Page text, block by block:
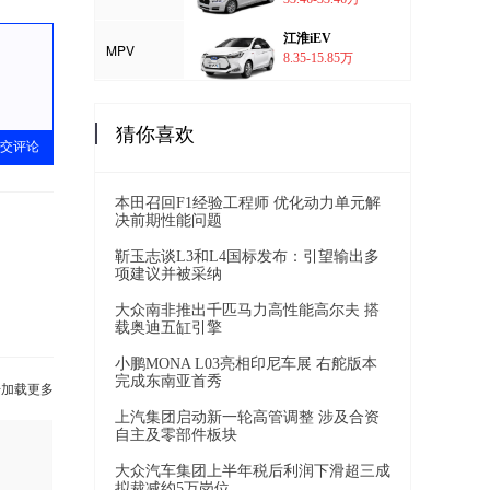
评论
载更多
MPV
江淮iEV
8.35-15.85万
猜你喜欢
本田召回F1经验工程师 优化动力单元解
决前期性能问题
靳玉志谈L3和L4国标发布：引望输出多
项建议并被采纳
大众南非推出千匹马力高性能高尔夫 搭
载奥迪五缸引擎
小鹏MONA L03亮相印尼车展 右舵版本
完成东南亚首秀
上汽集团启动新一轮高管调整 涉及合资
自主及零部件板块
大众汽车集团上半年税后利润下滑超三成